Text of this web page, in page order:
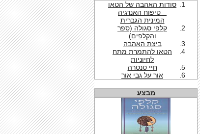
סודות האהבה של הטאו
– טיפוח האנרגיה
המינית הגברית
קלפי סגולה (ספר
והקלפים)
ביצת האהבה
הטאו להתמרת מתח
לחיוניות
חיי טנטרה
אור על גבי אור
מבצע